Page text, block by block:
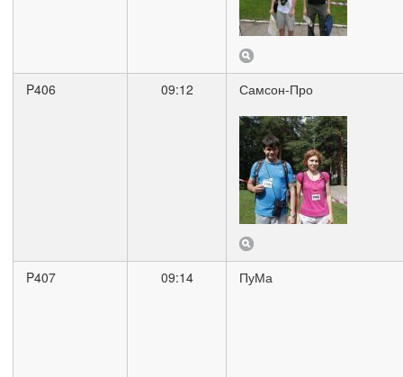
P406 09:12 Самсон-Про
P407 09:14 ПуМа